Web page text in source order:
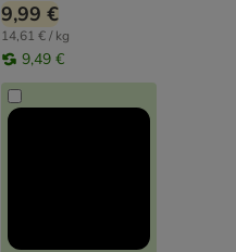
9,99 €
14,61 € / kg
9,49 €